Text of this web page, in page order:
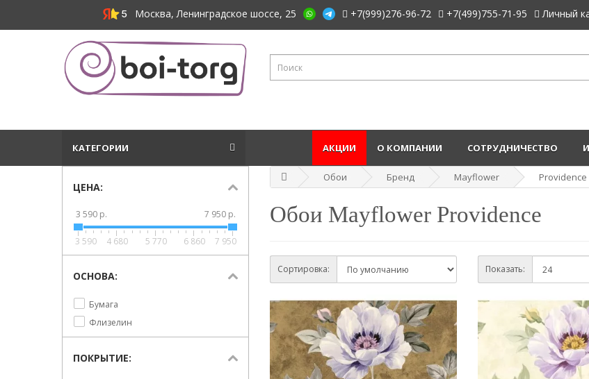
Москва, Ленинградское шоссе, 25 +7(999)276-96-72 +7(499)755-71-95 Личный
КАТЕГОРИИ СОТРУДНИЧЕСТВО
О КОМПАНИИ
АКЦИИ
ЦЕНА:
3 590 р. 7 950 р.
3 590 4 680 5 770 6 860 7 950
ОСНОВА:
Бумага
Флизелин
ПОКРЫТИЕ:
Обои Бренд Mayflower Providence
Обои Mayflower Providence
Сортировка: Показать: